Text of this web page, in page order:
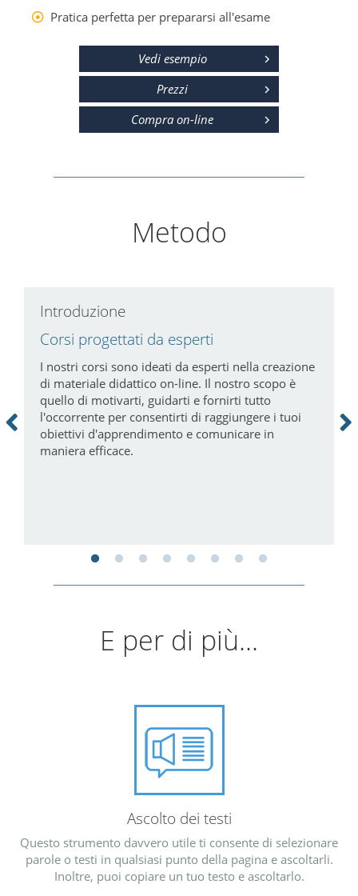
Pratica perfetta per prepararsi all'esame
Vedi esempio
Prezzi
Compra on-line
Metodo
Introduzione
Corsi progettati da esperti
I nostri corsi sono ideati da esperti nella creazione
di materiale didattico on-line. Il nostro scopo è
quello di motivarti, guidarti e fornirti tutto
l'occorrente per consentirti di raggiungere i tuoi
obiettivi d'apprendimento e comunicare in
maniera efficace.
E per di più...
Ascolto dei testi
Questo strumento davvero utile ti consente di selezionare
parole o testi in qualsiasi punto della pagina e ascoltarli.
Inoltre, puoi copiare un tuo testo e ascoltarlo.